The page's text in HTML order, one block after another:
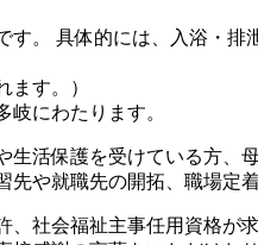
。 具体的には、入浴・
ます。）
にわたります。
活保護を受けている方
や就職先の開拓、職場定
社会福祉主事任用資格